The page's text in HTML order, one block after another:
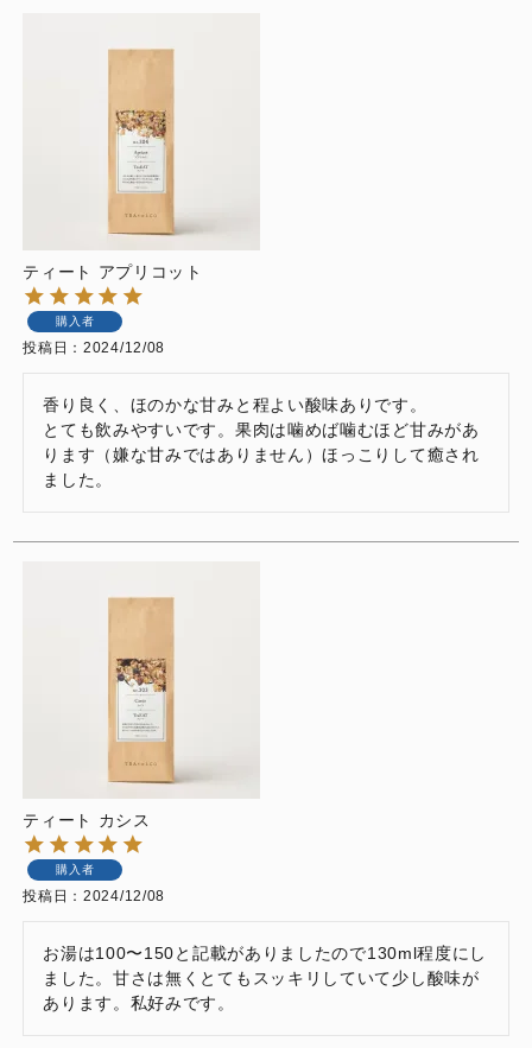
ティート アプリコット
購入者
投稿日 2024/12/08
香り良く、ほのかな甘みと程よい酸味ありです。
とても飲みやすいです。果肉は噛めば噛むほど甘みがあ
ります（嫌な甘みではありません）ほっこりして癒され
ました。
ティート カシス
購入者
投稿日 2024/12/08
お湯は100〜150と記載がありましたので130ml程度にし
ました。甘さは無くとてもスッキリしていて少し酸味が
あります。私好みです。